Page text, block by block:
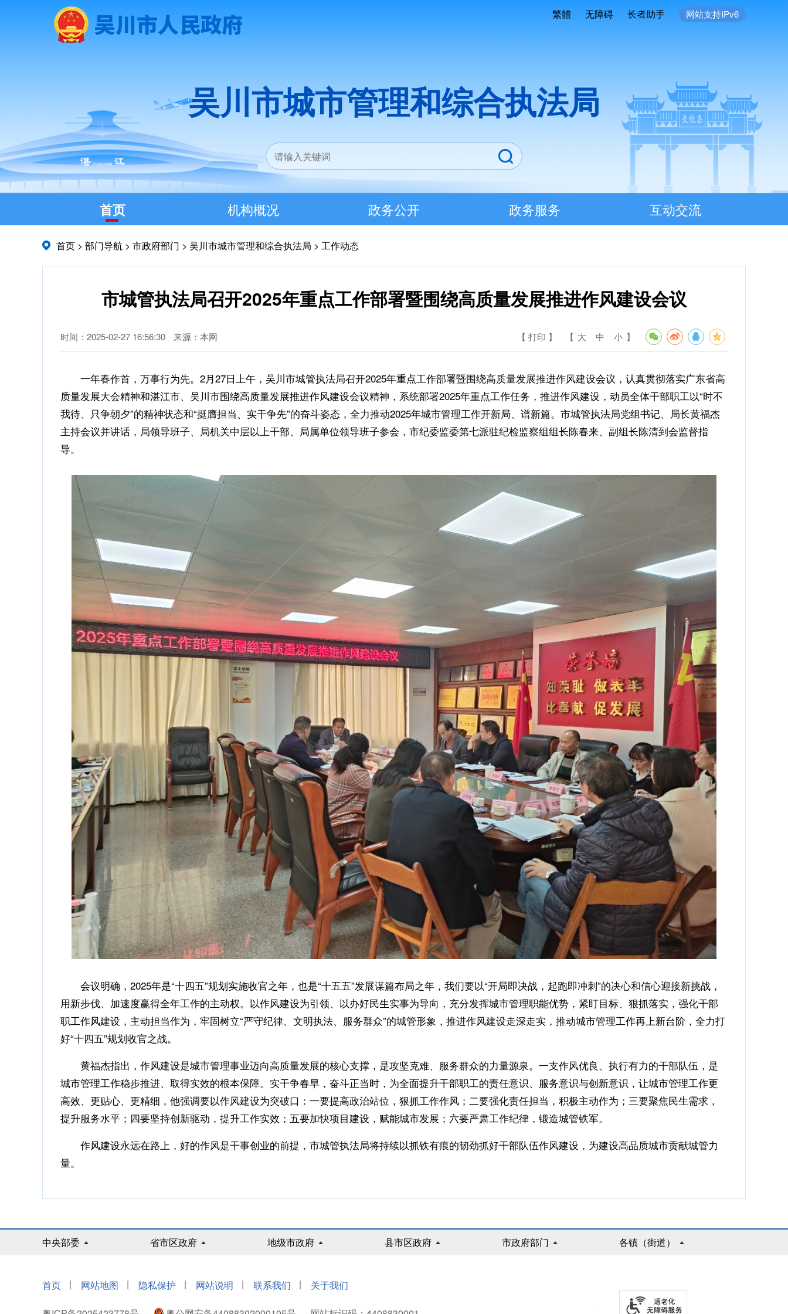
繁體 无障碍 长者助手 网站支持IPv6
吴川市城市管理和综合执法局
首页 机构概况 政务公开 政务服务 互动交流
首页 > 部门导航 > 市政府部门 > 吴川市城市管理和综合执法局 > 工作动态
市城管执法局召开2025年重点工作部署暨围绕高质量发展推进作风建设会议
时间：2025-02-27 16:56:30 来源：本网 【 打印 】 【 大 中 小 】
一年春作首，万事行为先。2月27日上午，吴川市城管执法局召开2025年重点工作部署暨围绕高质量发展推进作风建设会议，认真贯彻落实广东省高
质量发展大会精神和湛江市、吴川市围绕高质量发展推进作风建设会议精神，系统部署2025年重点工作任务，推进作风建设，动员全体干部职工以“时不
我待、只争朝夕”的精神状态和“挺膺担当、实干争先”的奋斗姿态，全力推动2025年城市管理工作开新局、谱新篇。市城管执法局党组书记、局长黄福杰
主持会议并讲话，局领导班子、局机关中层以上干部、局属单位领导班子参会，市纪委监委第七派驻纪检监察组组长陈春来、副组长陈清到会监督指
导。
会议明确，2025年是“十四五”规划实施收官之年，也是“十五五”发展谋篇布局之年，我们要以“开局即决战，起跑即冲刺”的决心和信心迎接新挑战，
用新步伐、加速度赢得全年工作的主动权。以作风建设为引领、以办好民生实事为导向，充分发挥城市管理职能优势，紧盯目标、狠抓落实，强化干部
职工作风建设，主动担当作为，牢固树立“严守纪律、文明执法、服务群众”的城管形象，推进作风建设走深走实，推动城市管理工作再上新台阶，全力打
好“十四五”规划收官之战。
黄福杰指出，作风建设是城市管理事业迈向高质量发展的核心支撑，是攻坚克难、服务群众的力量源泉。一支作风优良、执行有力的干部队伍，是
城市管理工作稳步推进、取得实效的根本保障。实干争春早，奋斗正当时，为全面提升干部职工的责任意识、服务意识与创新意识，让城市管理工作更
高效、更贴心、更精细，他强调要以作风建设为突破口：一要提高政治站位，狠抓工作作风；二要强化责任担当，积极主动作为；三要聚焦民生需求，
提升服务水平；四要坚持创新驱动，提升工作实效；五要加快项目建设，赋能城市发展；六要严肃工作纪律，锻造城管铁军。
作风建设永远在路上，好的作风是干事创业的前提，市城管执法局将持续以抓铁有痕的韧劲抓好干部队伍作风建设，为建设高品质城市贡献城管力
量。
中央部委 省市区政府 地级市政府 县市区政府 市政府部门 各镇（街道）
首页 | 网站地图 | 隐私保护 | 网站说明 | 联系我们 | 关于我们